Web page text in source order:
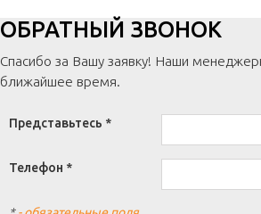
ОБРАТНЫЙ ЗВОНОК
Спасибо за Вашу заявку! Наши
ближайшее время.
Представьтесь *
Телефон *